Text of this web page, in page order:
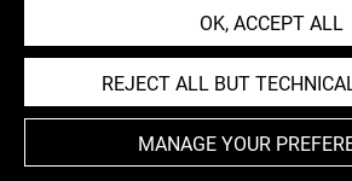
OK, ACCEPT ALL
REJECT ALL BUT
MANAGE YOUR